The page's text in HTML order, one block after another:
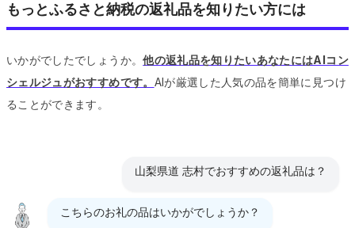
もっとふるさと納税の返礼品を知りたい方には
いかがでしたでしょうか。他の返礼品を知りたいあなたにはAIコン
シェルジュがおすすめです。 AIが厳選した人気の品を簡単に見つけ
ることができます。
山梨県道 志村でおすすめの返礼品は？
こちらのお礼の品はいかがでしょうか？